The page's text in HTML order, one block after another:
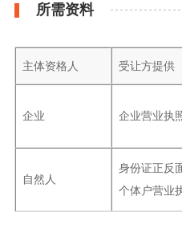
所需资料
主体资格人 受让方提供
企业 企业营业执
自然人
身份证正反
个体户营业